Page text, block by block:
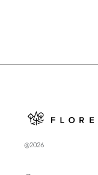
@2026